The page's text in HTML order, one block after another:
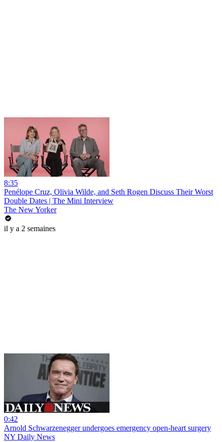
8:35
Penélope Cruz, Olivia Wilde, and Seth Rogen Discuss Their Worst
Double Dates | The Mini Interview
The New Yorker
il y a 2 semaines
0:42
Arnold Schwarzenegger undergoes emergency open-heart surgery
NY Daily News